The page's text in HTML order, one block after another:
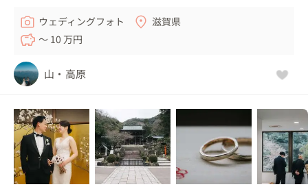
ウェディングフォト
滋賀県
〜 10 万円
山・高原